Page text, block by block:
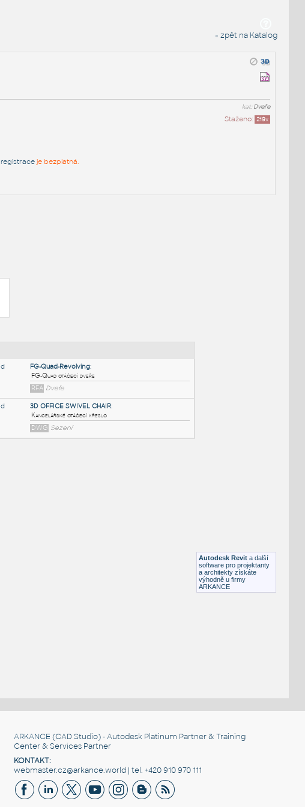
« zpět na Katalog
kat:Dveře
Staženo: 219x
registraceje bezplatná.
Autodesk Revit a další
software pro projektanty
a architekty získáte
výhodně u firmy
ARKANCE
ARKANCE (CAD Studio) - Autodesk Platinum Partner & Training
Center & Services Partner
KONTAKT:
webmaster.cz@arkance.world | tel. +420 910 970 111